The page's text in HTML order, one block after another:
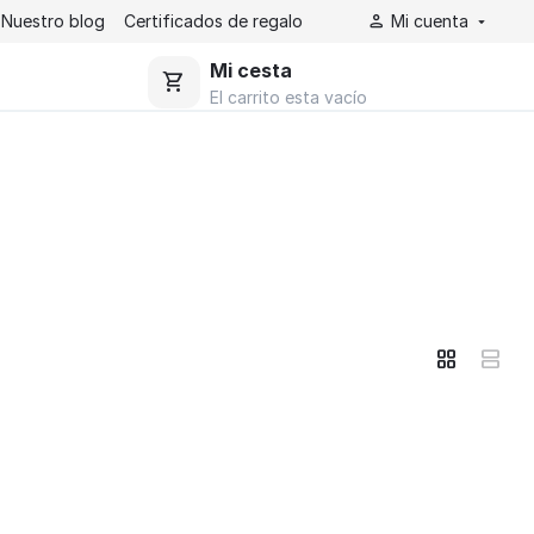
Nuestro blog Certificados de regalo​ Mi cuenta
Mi cesta
El carrito esta vacío